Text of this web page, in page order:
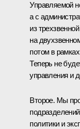
Управляемой
а с
из
на
потом в
Теперь не
управления и
Второе. Мы
политики и